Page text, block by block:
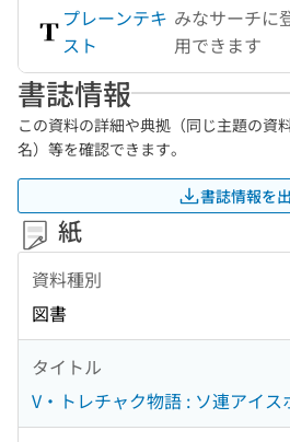
プレーンテキ
スト
みなサーチに
用できます
書誌情報
この資料の詳細や典拠（同じ主題の資
名）等を確認できます。
書誌情報を
紙
資料種別
図書
タイトル
V・トレチャク物語 : ソ連アイス